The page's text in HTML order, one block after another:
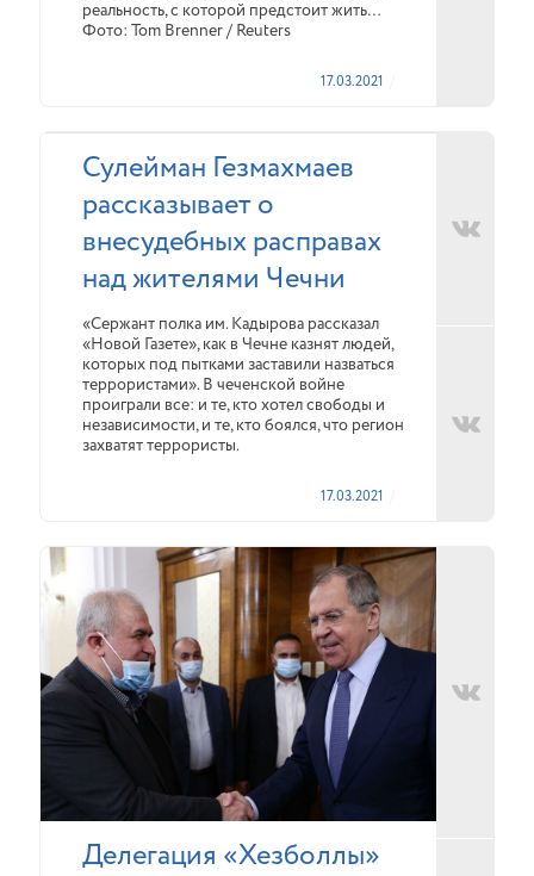
реальность, с которой предстоит жить…
Фото: Tom Brenner / Reuters
17.03.2021
Сулейман Гезмахмаев
рассказывает о
внесудебных расправах
над жителями Чечни
«Сержант полка им. Кадырова рассказал
«Новой Газете», как в Чечне казнят людей,
которых под пытками заставили назваться
террористами». В чеченской войне
проиграли все: и те, кто хотел свободы и
независимости, и те, кто боялся, что регион
захватят террористы.
17.03.2021
Делегация «Хезболлы»